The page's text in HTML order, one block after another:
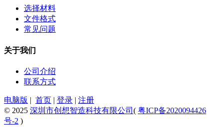
选择材料
文件格式
常见问题
关于我们
公司介绍
联系方式
电脑版 | 首页 | 登录 | 注册
© 2025 深圳市创想智造科技有限公司 ( 粤ICP备2020094426
号-2 )